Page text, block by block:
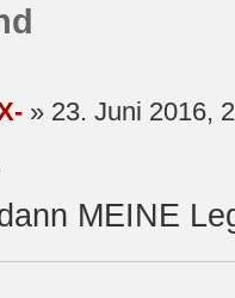
» 23. Juni 2016,
MEINE